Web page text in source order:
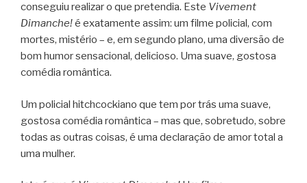
conseguiu realizar o que pretendia. Este Vivement
Dimanche!é exatamente assim: um filme policial, com
mortes, mistério – e, em segundo plano, uma diversão de
bom humor sensacional, delicioso. Uma suave, gostosa
comédia romântica.
Um policial hitchcockiano que tem por trás uma suave,
gostosa comédia romântica – mas que, sobretudo, sobre
todas as outras coisas, é uma declaração de amor total a
uma mulher.